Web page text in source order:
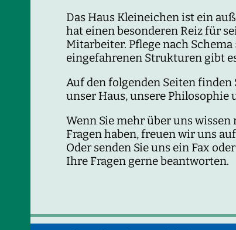
Das Haus Kleineichen ist ein
hat einen besonderen Reiz für
Mitarbeiter. Pflege nach Schema
eingefahrenen Strukturen gibt
Auf den folgenden Seiten
unser Haus, unsere Philosophie
Wenn Sie mehr über uns
Fragen haben, freuen wir uns
Oder senden Sie uns ein Fax
Ihre Fragen gerne beantworten.